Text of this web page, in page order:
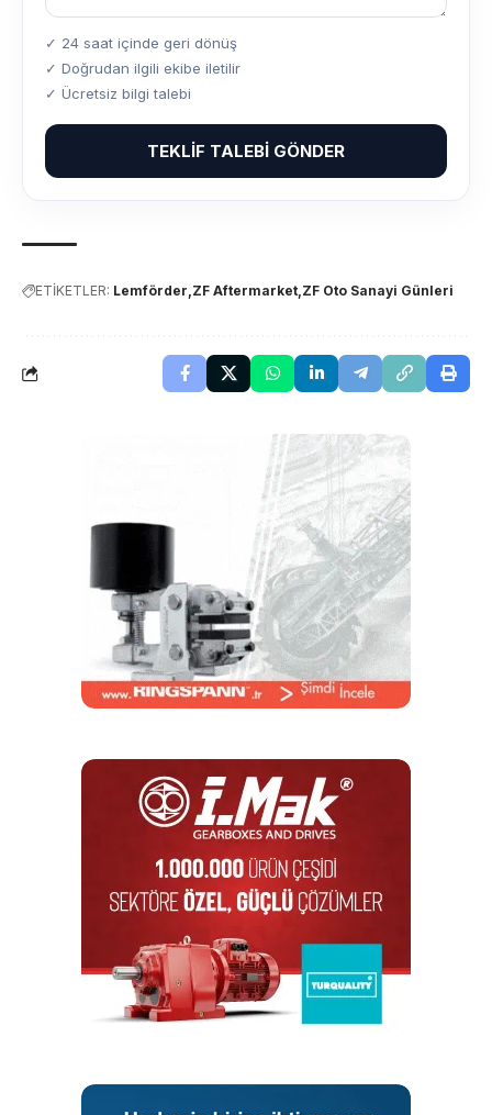
✓ 24 saat içinde geri dönüş
✓ Doğrudan ilgili ekibe iletilir
✓ Ücretsiz bilgi talebi
TEKLIF TALEBI GÖNDER
ETİKETLER: Lemförder ZF Aftermarket ZF Oto Sanayi Günleri